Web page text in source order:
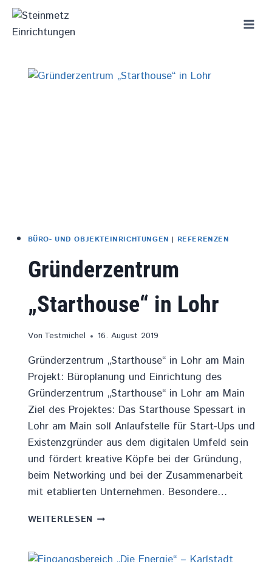
Zum
Inhalt
springen
BÜRO- UND OBJEKTEINRICHTUNGEN | REFERENZEN
Gründerzentrum
„Starthouse“ in Lohr
Von Testmichel 16. August 2019
Gründerzentrum „Starthouse“ in Lohr am Main
Projekt: Büroplanung und Einrichtung des
Gründerzentrum „Starthouse“ in Lohr am Main
Ziel des Projektes: Das Starthouse Spessart in
Lohr am Main soll Anlaufstelle für Start-Ups und
Existenzgründer aus dem digitalen Umfeld sein
und fördert kreative Köpfe bei der Gründung,
beim Networking und bei der Zusammenarbeit
mit etablierten Unternehmen. Besondere…
WEITERLESEN GRÜNDERZENTRUM
LOHR